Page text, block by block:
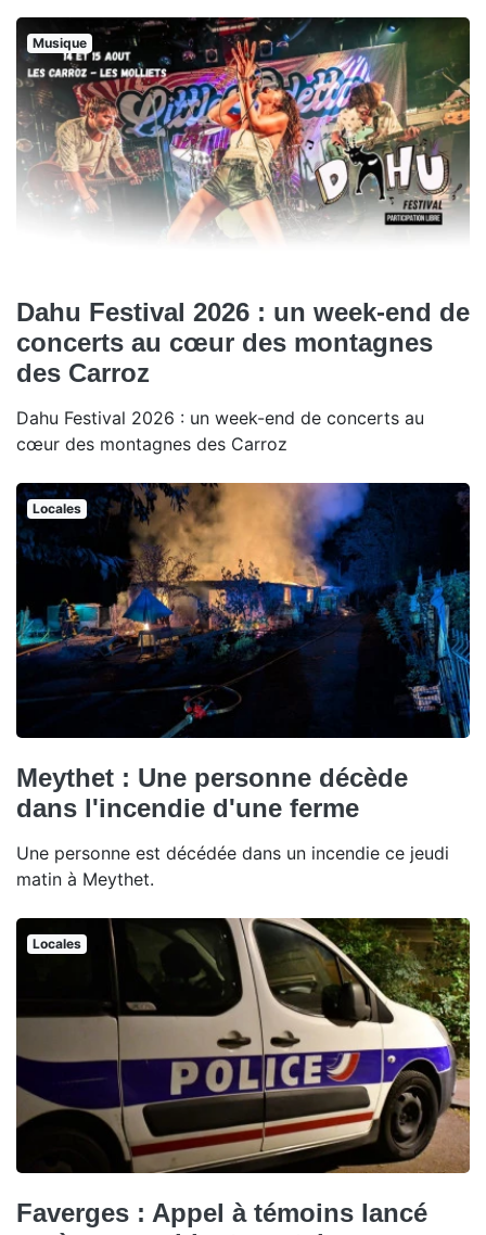
Musique
Dahu Festival 2026 : un week-end de
concerts au cœur des montagnes
des Carroz
Dahu Festival 2026 : un week-end de concerts au
cœur des montagnes des Carroz
Locales
Meythet : Une personne décède
dans l'incendie d'une ferme
Une personne est décédée dans un incendie ce jeudi
matin à Meythet.
Locales
Faverges : Appel à témoins lancé